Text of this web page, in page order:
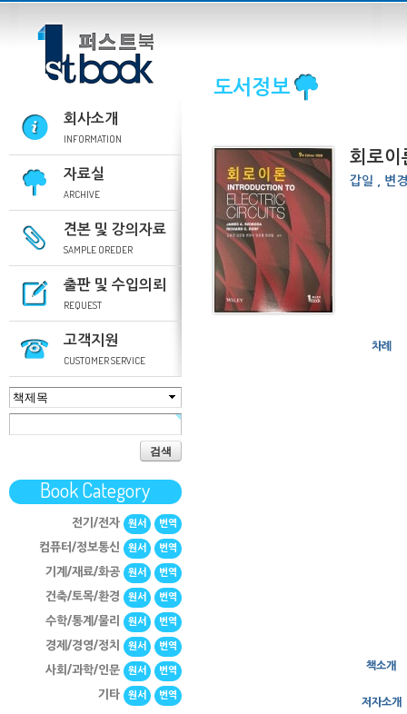
회사소개
INFORMATION
자료실
ARCHIVE
견본 및 강의자료
SAMPLE OREDER
출판 및 수입의뢰
REQUEST
고객지원
CUSTOMER SERVICE
검색
Book Category
전기/전자 원서 번역
컴퓨터/정보통신 원서 번역
기계/재료/화공 원서 번역
건축/토목/환경 원서 번역
수학/통계/물리 원서 번역
경제/경영/정치 원서 번역
사회/과학/인문 원서 번역
기타 원서 번역
도서정보
회로
갑일 , 변
차례
책소개
저자소개